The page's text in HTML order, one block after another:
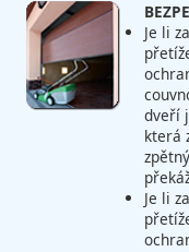
Je li
dveří
která
Je li